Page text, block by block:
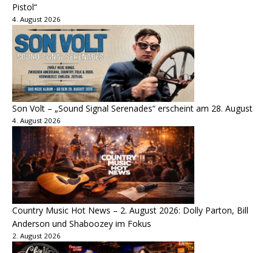
Pistol“
4. August 2026
Son Volt – „Sound Signal Serenades“ erscheint am 28. August
4. August 2026
Country Music Hot News – 2. August 2026: Dolly Parton, Bill
Anderson und Shaboozey im Fokus
2. August 2026